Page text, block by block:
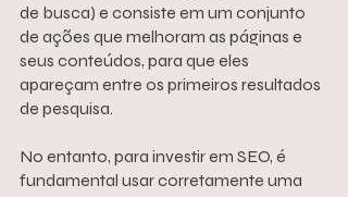
de busca) e consiste em um conjunto
de ações que melhoram as páginas e
seus conteúdos, para que eles
apareçam entre os primeiros resultados
de pesquisa.
No entanto, para investir em SEO, é
fundamental usar corretamente uma